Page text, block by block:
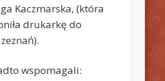
Kaczmarska, (która
drukarkę do
wspomagali: